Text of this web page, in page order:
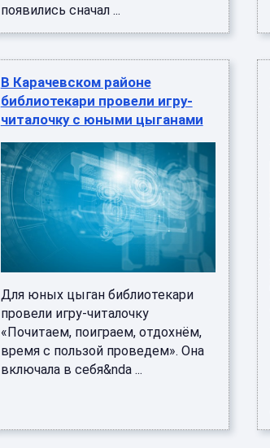
появились сначал ...
В Карачевском районе
библиотекари провели игру-
читалочку с юными цыганами
Для юных цыган библиотекари
провели игру-читалочку
«Почитаем, поиграем, отдохнём,
время с пользой проведем». Она
включала в себя&nda ...